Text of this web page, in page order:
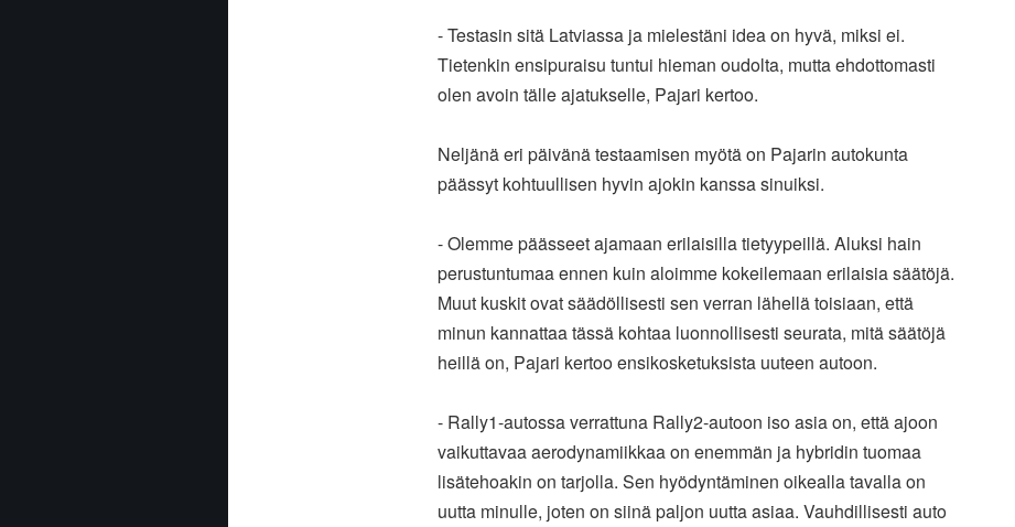
- Testasin sitä Latviassa ja mielestäni idea on hyvä, miksi ei.
Tietenkin ensipuraisu tuntui hieman oudolta, mutta ehdottomasti
olen avoin tälle ajatukselle, Pajari kertoo.
Neljänä eri päivänä testaamisen myötä on Pajarin autokunta
päässyt kohtuullisen hyvin ajokin kanssa sinuiksi.
- Olemme päässeet ajamaan erilaisilla tietyypeillä. Aluksi hain
perustuntumaa ennen kuin aloimme kokeilemaan erilaisia säätöjä.
Muut kuskit ovat säädöllisesti sen verran lähellä toisiaan, että
minun kannattaa tässä kohtaa luonnollisesti seurata, mitä säätöjä
heillä on, Pajari kertoo ensikosketuksista uuteen autoon.
- Rally1-autossa verrattuna Rally2-autoon iso asia on, että ajoon
vaikuttavaa aerodynamiikkaa on enemmän ja hybridin tuomaa
lisätehoakin on tarjolla. Sen hyödyntäminen oikealla tavalla on
uutta minulle, joten on siinä paljon uutta asiaa. Vauhdillisesti auto